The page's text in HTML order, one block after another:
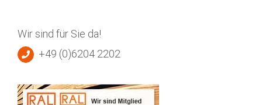
Wir sind für Sie da!
+49 (0)6204 2202